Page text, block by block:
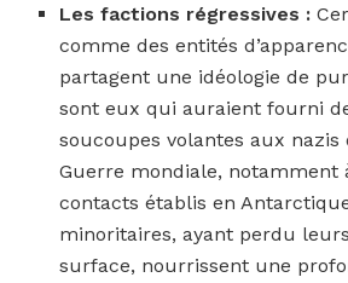
Les factions régressives :
comme des entités
partagent une idéologie de
sont eux qui auraient fourni
soucoupes volantes aux
Guerre mondiale, notamment
contacts établis en
minoritaires, ayant perdu
surface, nourrissent une